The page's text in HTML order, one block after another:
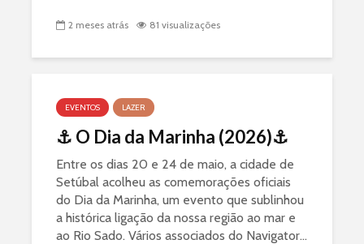
uma atividade dinâmica de Bubble Football.
2 meses atrás 81 visualizações
EVENTOS LAZER
⚓ O Dia da Marinha (2026)⚓
Entre os dias 20 e 24 de maio, a cidade de
Setúbal acolheu as comemorações oficiais
do Dia da Marinha, um evento que sublinhou
a histórica ligação da nossa região ao mar e
ao Rio Sado. Vários associados do Navigator...